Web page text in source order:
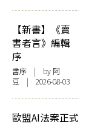
【新書】《賣
書者言》編輯
序
書序 | by 阿
豆 | 2026-08-03
歐盟AI法案正式